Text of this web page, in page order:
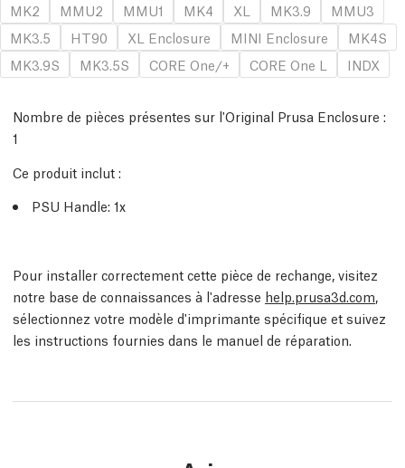
MK2
MMU2 MMU1 MK4 XL MK3.9
MMU3
MK3.5
HT90 XL Enclosure MINI Enclosure
MK4S
MK3.9S
MK3.5S CORE One/+ CORE One L INDX
Nombre de pièces présentes sur l'Original Prusa Enclosure :
1
Ce produit inclut :
PSU Handle: 1x
Pour installer correctement cette pièce de rechange, visitez
notre base de connaissances à l'adresse help.prusa3d.com,
sélectionnez votre modèle d'imprimante spécifique et suivez
les instructions fournies dans le manuel de réparation.